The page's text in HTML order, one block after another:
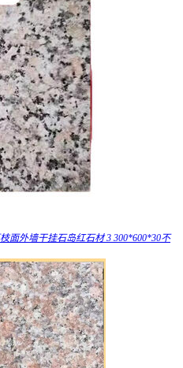
面外墙干挂石岛红石材 3 300*600*30不